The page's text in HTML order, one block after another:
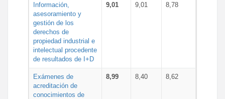
Información,
asesoramiento y
gestión de los
derechos de
propiedad industrial e
intelectual procedente
de resultados de I+D
9,01 9,01 8,78
Exámenes de
acreditación de
conocimientos de
8,99 8,40 8,62